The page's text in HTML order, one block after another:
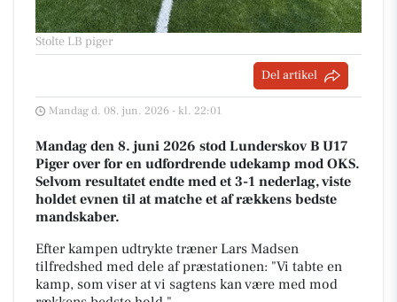
Stolte LB piger
Del artikel
Mandag d. 08. jun. 2026 - kl. 22:01
Mandag den 8. juni 2026 stod Lunderskov B U17
Piger over for en udfordrende udekamp mod OKS.
Selvom resultatet endte med et 3-1 nederlag, viste
holdet evnen til at matche et af rækkens bedste
mandskaber.
Efter kampen udtrykte træner Lars Madsen
tilfredshed med dele af præstationen: "Vi tabte en
kamp, som viser at vi sagtens kan være med mod